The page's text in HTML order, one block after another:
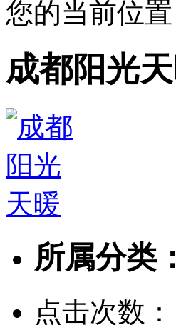
您的当前位置
成都阳光
所属分类：
点击次数：